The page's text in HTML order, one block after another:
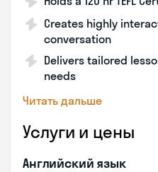
Creates highly
conversation
Delivers tailored
needs
Читать дальше
Услуги и цены
Английский язык